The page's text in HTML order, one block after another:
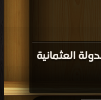
العثمانية